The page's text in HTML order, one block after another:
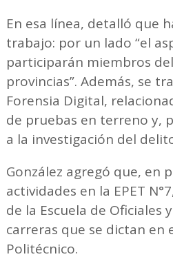
En esa línea, detalló que
trabajo: por un lado “el
participarán miembros
provincias”. Además, se
Forensia Digital,
de pruebas en terreno y,
a la investigación del
González agregó que, en
actividades en la EPET
de la Escuela de Oficiales
carreras que se dictan en
Politécnico.